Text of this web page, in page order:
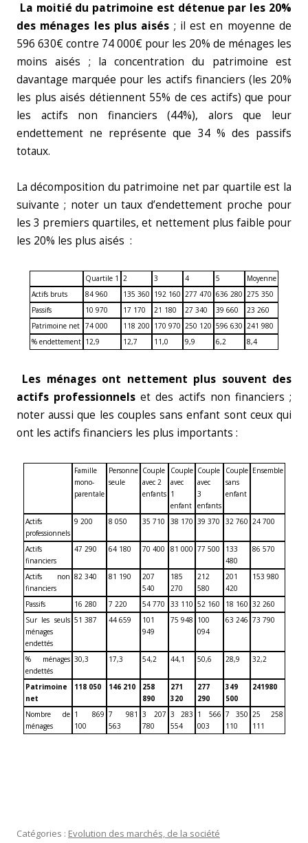
La moitié du patrimoine est détenue par les 20%
des ménages les plus aisés ; il est en moyenne de
596 630€ contre 74 000€ pour les 20% de ménages les
moins aisés ; la concentration du patrimoine est
davantage marquée pour les actifs financiers (les 20%
les plus aisés détiennent 55% de ces actifs) que pour
les actifs non financiers (44%), alors que leur
endettement ne représente que 34 % des passifs
totaux.
La décomposition du patrimoine net par quartile est la
suivante ; noter un taux d’endettement proche pour
les 3 premiers quartiles, et nettement plus faible pour
les 20% les plus aisés :
Quartile 1 2 3 4 5
Moyenne
Actifs bruts
84 960 135 360 192 160 277 470 636 280 275 350
Passifs
10 970 17 170 21 180 27 340 39 660
23 260
Patrimoine net 74 000 118 200 170 970 250 120 596 630 241 980
% endettement 12,9 12,7 11,0 9,9 6,2 8,4
Les ménages ont nettement plus souvent des
actifs professionnels et des actifs non financiers ;
noter aussi que les couples sans enfant sont ceux qui
ont les actifs financiers les plus importants :
Famille
mono-
parentale
Personne
seule
Couple
avec 2
enfants
Couple
avec
1
enfant
Couple
avec
3
enfants
Couple
sans
enfant
Ensemble
Actifs
professionnels
9 200 8 050 35 710 38 170 39 370 32 760 24 700
Actifs
financiers
47 290 64 180 70 400 81 000 77 500
133
480
86 570
Actifs non
financiers
82 340 81 190
207
540
185
270
212
580
201
420
153 980
Passifs 16 280 7 220 54 770 33 110 52 160 18 160 32 260
Sur les seuls
ménages
endettés
51 387 44 659
101
949
75 948 100
094
63 246 73 790
% ménages
endettés
30,3 17,3 54,2 44,1 50,6 28,9 32,2
Patrimoine
net
118 050 146 210
258
890
271
320
277
290
349
500
241980
Nombre de
ménages
1 869
100
7 981
563
3 207
780
3 283
554
1 566
003
7 350
110
25 258
111
Catégories : Evolution des marchés, de la société